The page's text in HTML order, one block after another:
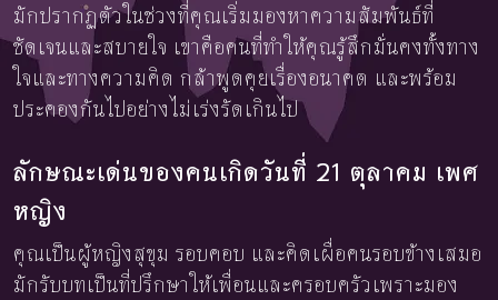
มักปรากฏตัวในช่วงที่คุณเริ่มมองหาความสัมพันธ์ที่
ชัดเจนและสบายใจ เขาคือคนที่ทำให้คุณรู้สึกมั่นคงทั้งทาง
ใจและทางความคิด กล้าพูดคุยเรื่องอนาคต และพร้อม
ประคองกันไปอย่างไม่เร่งรัดเกินไป
ลักษณะเด่นของคนเกิดวันที่ 21 ตุลาคม เพศ
หญิง
คุณเป็นผู้หญิงสุขุม รอบคอบ และคิดเผื่อคนรอบข้างเสมอ
มักรับบทเป็นที่ปรึกษาให้เพื่อนและครอบครัวเพราะมอง